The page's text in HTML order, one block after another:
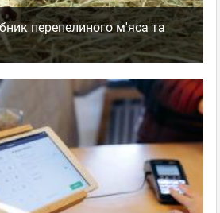
перепелиного м'яса та